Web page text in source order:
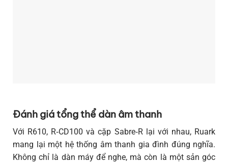
Đánh giá tổng thể dàn âm thanh
Với R610, R‑CD100 và cặp Sabre‑R lại với nhau, Ruark
mang lại một hệ thống âm thanh gia đình đúng nghĩa.
Không chỉ là dàn máy để nghe, mà còn là một sản góc